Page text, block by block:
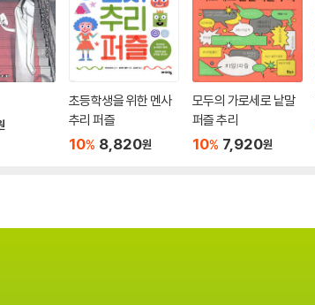
초등학생을 위한 멘사
추리 퍼즐
10% 8,820원
모두의 가로세로 낱말
퍼즐 추리
10% 7,920원